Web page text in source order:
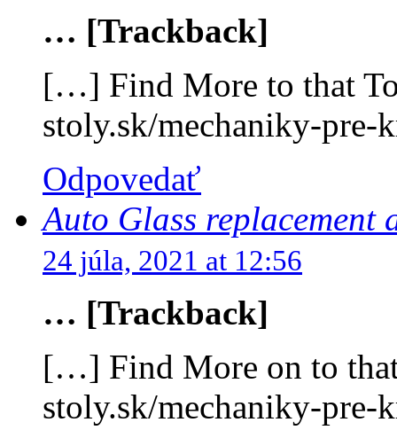
… [Trackback]
[…] Find More to that
stoly.sk/mechaniky-
Odpovedať
Auto Glass replacement
24 júla, 2021 at 12:56
… [Trackback]
[…] Find More on to
stoly.sk/mechaniky-